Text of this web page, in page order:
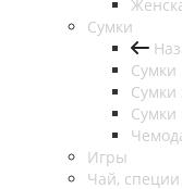
Сумки
Сумки
Сумки
Сумки
Игры
Чай, специи